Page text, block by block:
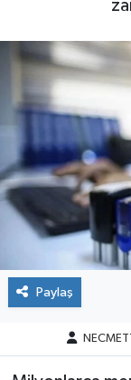
Paylaş